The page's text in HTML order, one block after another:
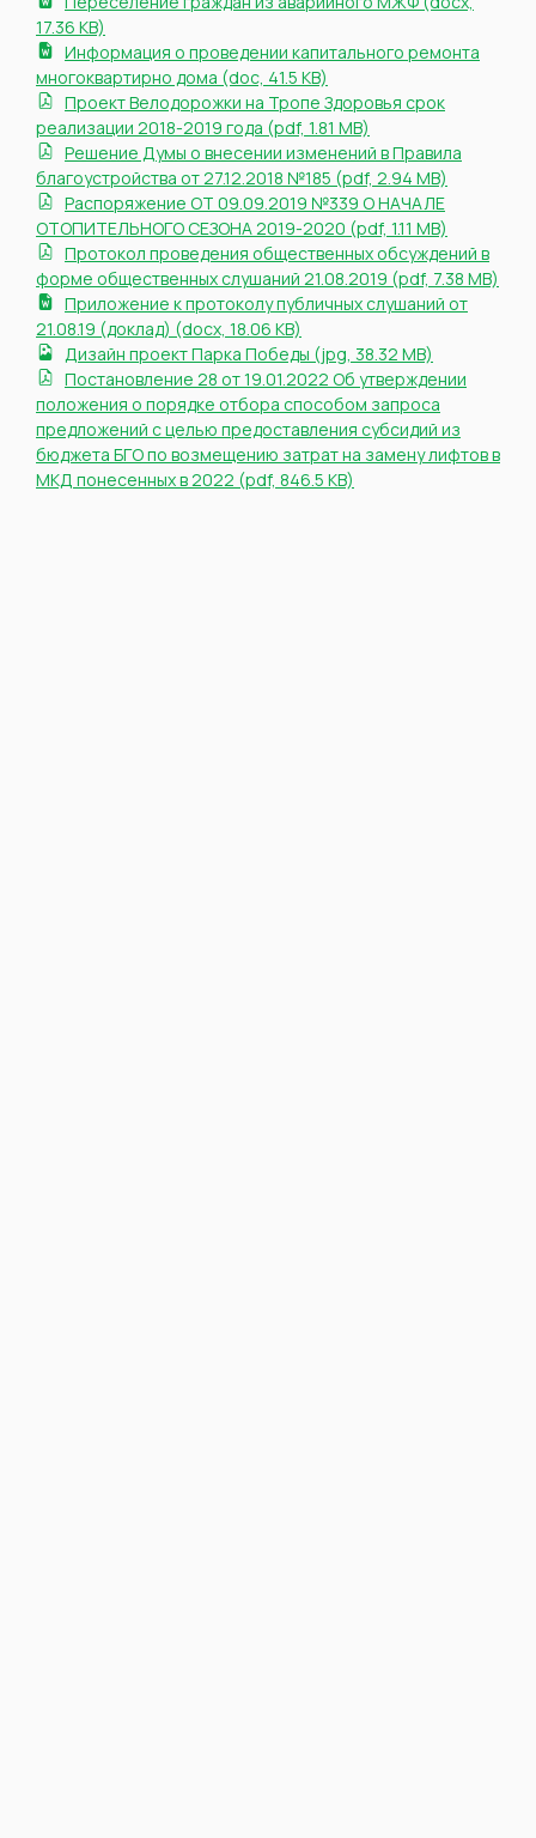
17.36 KB)
Информация о проведении капитального ремонта
многоквартирно дома (doc, 41.5 KB)
Проект Велодорожки на Тропе Здоровья срок
реализации 2018-2019 года (pdf, 1.81 MB)
Решение Думы о внесении изменений в Правила
благоустройства от 27.12.2018 №185 (pdf, 2.94 MB)
Распоряжение ОТ 09.09.2019 №339 О НАЧАЛЕ
ОТОПИТЕЛЬНОГО СЕЗОНА 2019-2020 (pdf, 1.11 MB)
Протокол проведения общественных обсуждений в
форме общественных слушаний 21.08.2019 (pdf, 7.38 MB)
Приложение к протоколу публичных слушаний от
21.08.19 (доклад) (docx, 18.06 KB)
Дизайн проект Парка Победы (jpg, 38.32 MB)
Постановление 28 от 19.01.2022 Об утверждении
положения о порядке отбора способом запроса
предложений с целью предоставления субсидий из
бюджета БГО по возмещению затрат на замену лифтов в
МКД понесенных в 2022 (pdf, 846.5 KB)